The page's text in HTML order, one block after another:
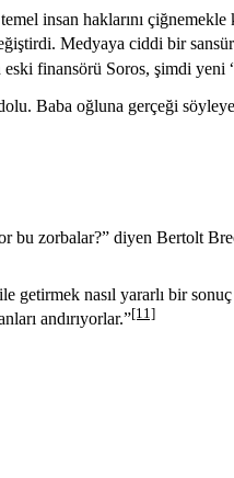
insan haklarını çiğnemekle
Medyaya ciddi bir
eski finansörü Soros, şimdi yeni
Baba oğluna gerçeği
bu zorbalar?” diyen Bertolt
getirmek nasıl yararlı bir
andırıyorlar.”[11]